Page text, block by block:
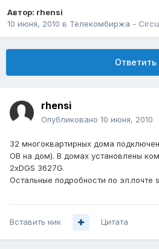
Автор: rhensi
10 июня, 2010 в Телекомбиржа -
Ответить
rhensi
Опубликовано 10 июня, 2010
32 многоквартирных дома
ОВ на дом). В домах установлены
2хDGS 3627G.
Остальные подробности по эл.почте
Вставить ник Цитата